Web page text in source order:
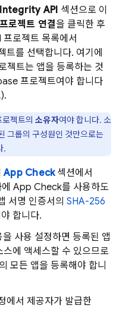
API 섹션으로 이
로젝트 연결을 클릭한 후
로젝트 목록에서
트를 선택합니다. 여기에
젝트는 앱을 등록하는 것
프로젝트여야 합니다
젝트의 소유자여야 합니다. 소
그룹의 구성원인 것만으로는
.
App Check섹션에서
App Check를 사용하도
서명 인증서의 SHA-256
합니다.
사용 설정하면 등록된 앱
에 액세스할 수 있으므로
모든 앱을 등록해야 합니
에서 제공자가 발급한